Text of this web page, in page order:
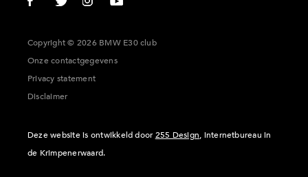
Copyright © 2026 BMW E30 club
Onze contactgegevens
Privacy statement
Disclaimer
Deze website is ontwikkeld door 255 Design, internetbureau in
de Krimpenerwaard.